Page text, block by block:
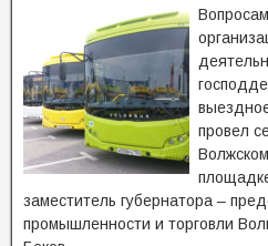
провел
заместитель губернатора –
промышленности и торговли